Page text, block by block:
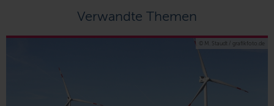
Verwandte Themen
© M. Staudt / grafikfoto.de